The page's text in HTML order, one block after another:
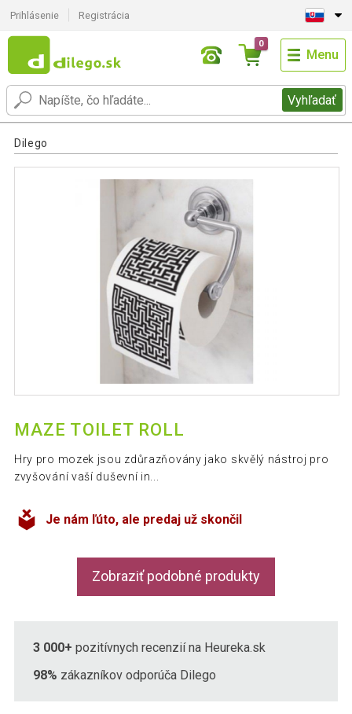
Prihlásenie Registrácia
Vyhľadať
0
Menu
Dilego
MAZE TOILET ROLL
Hry pro mozek jsou zdůrazňovány jako skvělý nástroj pro
zvyšování vaší duševní in...
Je nám ľúto, ale predaj už skončil
Zobraziť podobné produkty
3 000+ pozitívnych recenzií na Heureka.sk
98% zákazníkov odporúča Dilego